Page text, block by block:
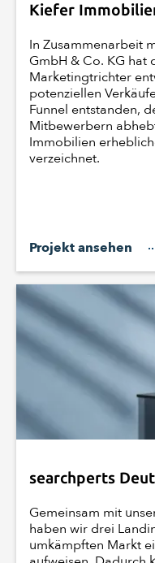
Kiefer
In Zusammenarbeit
GmbH & Co. KG hat
Marketingtrichter
potenziellen
Funnel entstanden,
Mitbewerbern
Immobilien
verzeichnet.
Projekt ansehen
searchperts
Gemeinsam mit
haben wir drei
umkämpften Markt